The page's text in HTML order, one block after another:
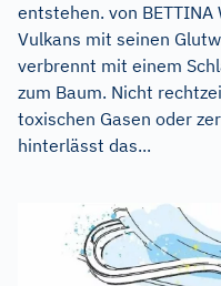
entstehen. von BETTINA
Vulkans mit seinen
verbrennt mit einem
zum Baum. Nicht
toxischen Gasen oder
hinterlässt das...